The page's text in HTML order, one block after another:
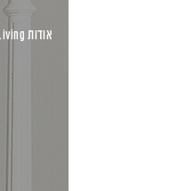
אודות Living